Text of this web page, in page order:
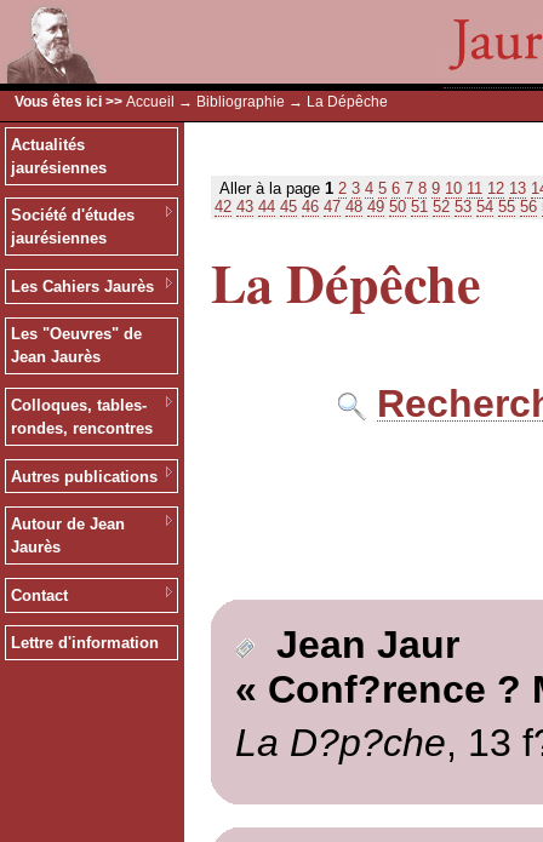
Vous êtes ici >> Accueil → Bibliographie → La Dépêche
Actualités
jaurésiennes
Société d'études
jaurésiennes
Les Cahiers Jaurès
Les "Oeuvres" de
Jean Jaurès
Colloques, tables-
rondes, rencontres
Autres publications
Autour de Jean
Jaurès
Contact
Lettre d'information
Aller à la page 1 2 3 4 5 6 7 8 9 10 11 12 13
42 43 44 45 46 47 48 49 50 51 52 53 54 55 56
La Dépêche
Jean Jaur
« Conf?rence ?
La D?p?che, 13